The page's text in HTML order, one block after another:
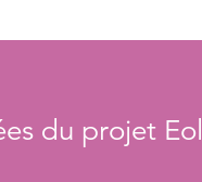
du projet